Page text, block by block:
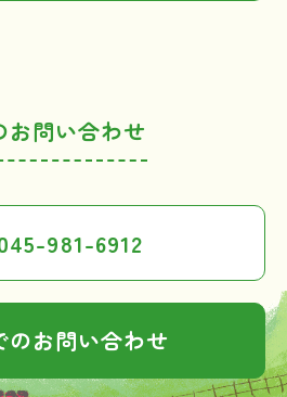
お問い合わせ
981-6912
のお問い合わせ